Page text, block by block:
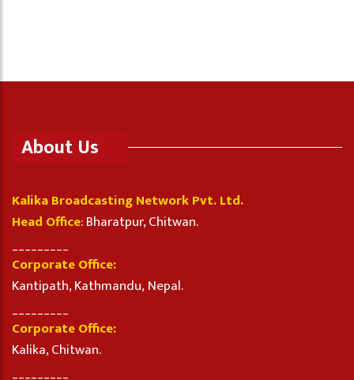
About Us
Kalika Broadcasting Network Pvt. Ltd.
Head Office: Bharatpur, Chitwan.
Corporate Office:
Kantipath, Kathmandu, Nepal.
Corporate Office:
Kalika, Chitwan.